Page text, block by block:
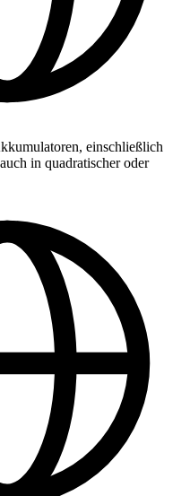
einschließlich
in quadratischer oder